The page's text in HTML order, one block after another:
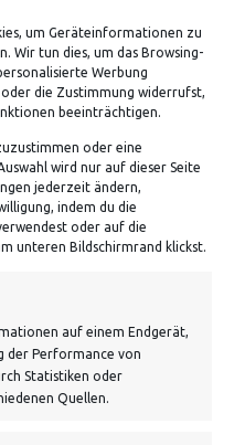
um Geräteinformationen zu
Wir tun dies, um das Browsing-
Werbung
die Zustimmung widerrufst,
beeinträchtigen.
oder eine
wird nur auf dieser Seite
jederzeit ändern,
indem du die
oder auf die
unteren Bildschirmrand klickst.
auf einem Endgerät,
der Performance von
Statistiken oder
Quellen.
bis 18:00 Uhr